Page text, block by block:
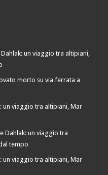
un viaggio tra altipiani,
morto su via ferrata a
un viaggio tra altipiani, Mar
Dahlak: un viaggio tra
tempo
un viaggio tra altipiani, Mar